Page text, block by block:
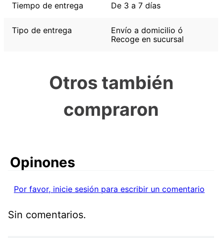
Tiempo de entrega De 3 a 7 días
Tipo de entrega
Envío a domicilio ó
Recoge en sucursal
Otros también
compraron
Comentarios
Por favor, inicie sesión para escribir un comentario
Sin comentarios.